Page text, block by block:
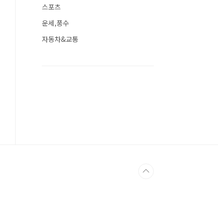
스포츠
운세,풍수
자동차&교통